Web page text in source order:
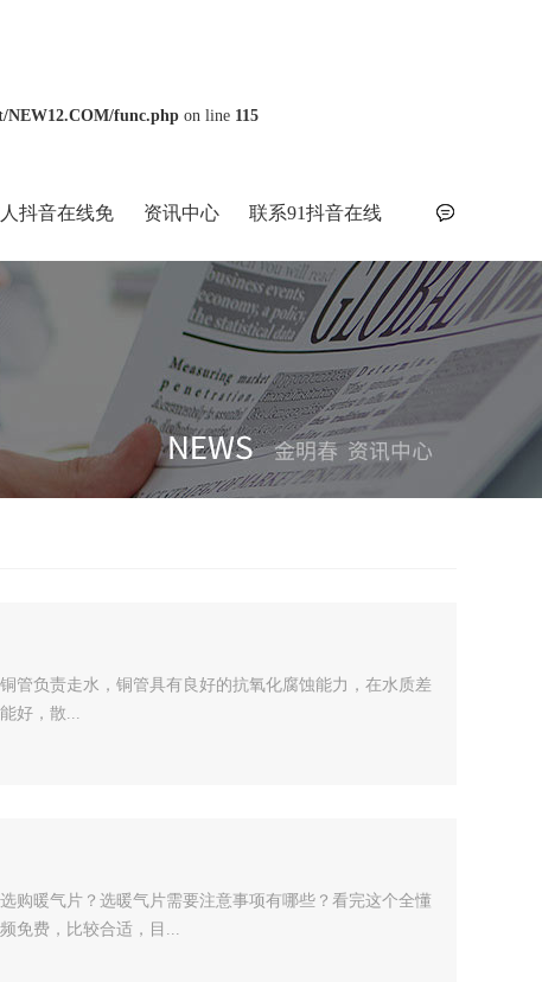
NEW12.COM/func.php on line 115
抖音在线免 资讯中心 联系91抖音在线
观看
管负责走水，铜管具有良好的抗氧化腐蚀能力，在水质差
好，散...
购暖气片？选暖气片需要注意事项有哪些？看完这个全懂
免费，比较合适，目...